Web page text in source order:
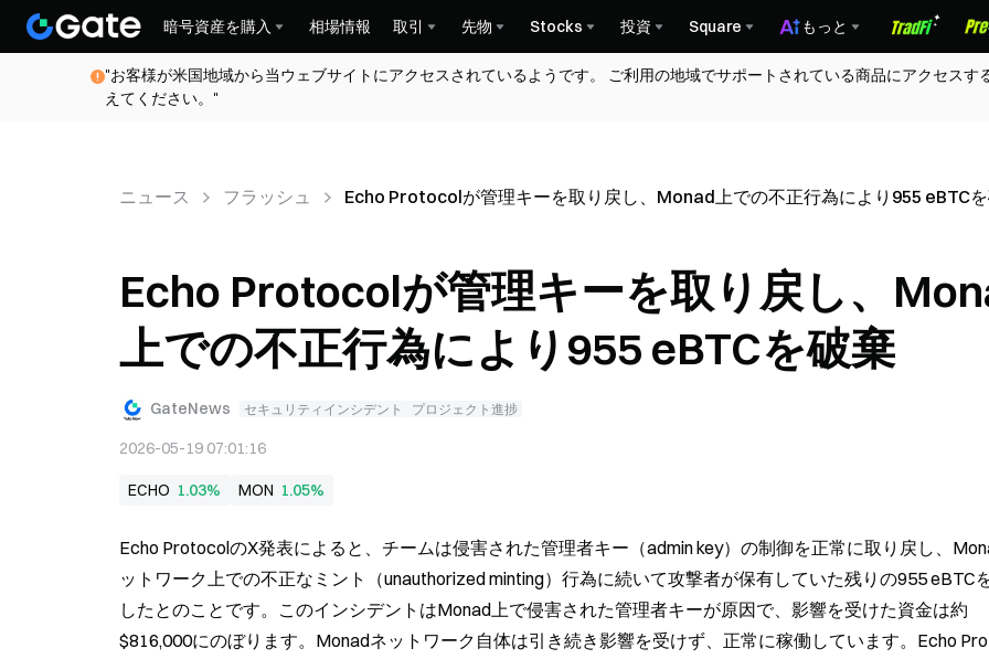
暗号資産を購入 相場情報 取引 先物 Stocks 投資 Square もっと
"お客様が米国地域から当ウェブサイトにアクセスされているようです。 ご利用の地域でサポートされている商品にアクセスす
えてください。"
ニュース フラッシュ Echo Protocolが管理キーを取り戻し、Monad上での不正行為により955 eBTC
Echo Protocolが管理キーを取り戻し、
上での不正行為により955 eBTCを破棄
GateNews セキュリティインシデント プロジェクト進捗
2026-05-19 07:01:16
ECHO 1.03% MON 1.05%
Echo ProtocolのX発表によると、チームは侵害された管理者キー（admin key）の制御を正常に取り戻し、
ットワーク上での不正なミント（unauthorized minting）行為に続いて攻撃者が保有していた残りの955 eBTC
したとのことです。このインシデントはMonad上で侵害された管理者キーが原因で、影響を受けた資金は約
$816,000にのぼります。Monadネットワーク自体は引き続き影響を受けず、正常に稼働しています。Echo